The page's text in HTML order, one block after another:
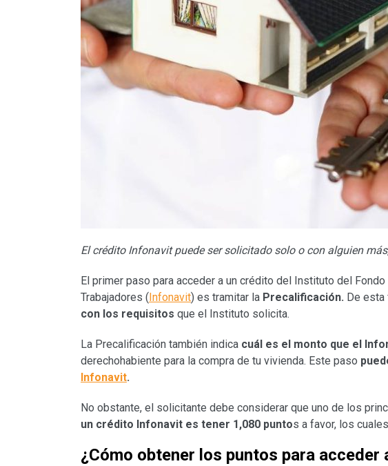
El crédito Infonavit puede ser solicitado solo o con alguien
El primer paso para acceder a un crédito del Instituto del
Trabajadores ( Infonavit) es tramitar la Precalificación. De
con los requisitos que el Instituto solicita.
La Precalificación también indica cuál es el monto que el
derechohabiente para la compra de tu vivienda. Este paso
Infonavit.
No obstante, el solicitante debe considerar que uno de los
un crédito Infonavit es tener 1,080 puntos a favor, los
¿Cómo obtener los puntos para